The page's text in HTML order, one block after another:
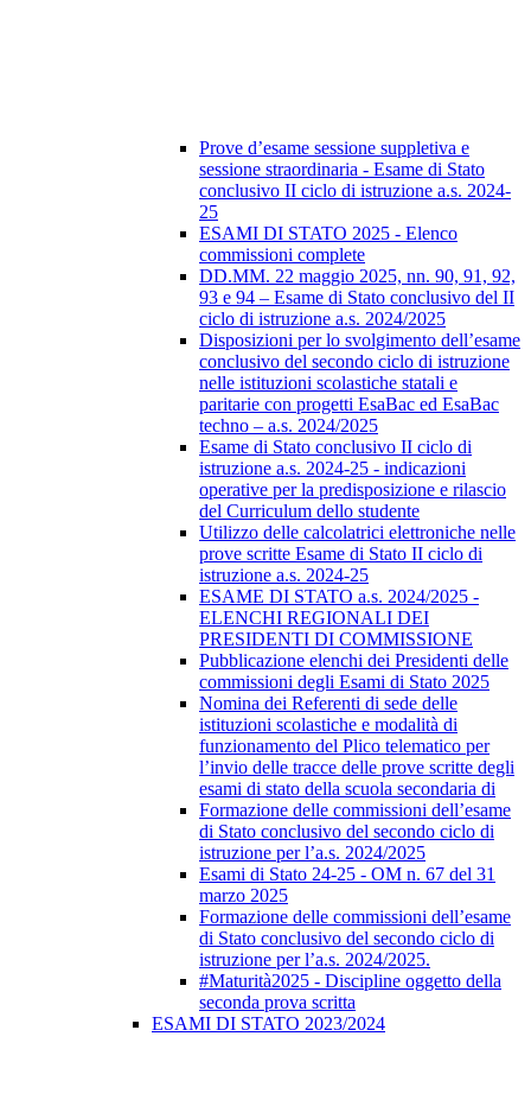
Prove d’esame sessione suppletiva e
sessione straordinaria - Esame di Stato
conclusivo II ciclo di istruzione a.s. 2024-
25
ESAMI DI STATO 2025 - Elenco
commissioni complete
DD.MM. 22 maggio 2025, nn. 90, 91, 92,
93 e 94 – Esame di Stato conclusivo del II
ciclo di istruzione a.s. 2024/2025
Disposizioni per lo svolgimento dell’esame
conclusivo del secondo ciclo di istruzione
nelle istituzioni scolastiche statali e
paritarie con progetti EsaBac ed EsaBac
techno – a.s. 2024/2025
Esame di Stato conclusivo II ciclo di
istruzione a.s. 2024-25 - indicazioni
operative per la predisposizione e rilascio
del Curriculum dello studente
Utilizzo delle calcolatrici elettroniche nelle
prove scritte Esame di Stato II ciclo di
istruzione a.s. 2024-25
ESAME DI STATO a.s. 2024/2025 -
ELENCHI REGIONALI DEI
PRESIDENTI DI COMMISSIONE
Pubblicazione elenchi dei Presidenti delle
commissioni degli Esami di Stato 2025
Nomina dei Referenti di sede delle
istituzioni scolastiche e modalità di
funzionamento del Plico telematico per
l’invio delle tracce delle prove scritte degli
esami di stato della scuola secondaria di
Formazione delle commissioni dell’esame
di Stato conclusivo del secondo ciclo di
istruzione per l’a.s. 2024/2025
Esami di Stato 24-25 - OM n. 67 del 31
marzo 2025
Formazione delle commissioni dell’esame
di Stato conclusivo del secondo ciclo di
istruzione per l’a.s. 2024/2025.
#Maturità2025 - Discipline oggetto della
seconda prova scritta
ESAMI DI STATO 2023/2024